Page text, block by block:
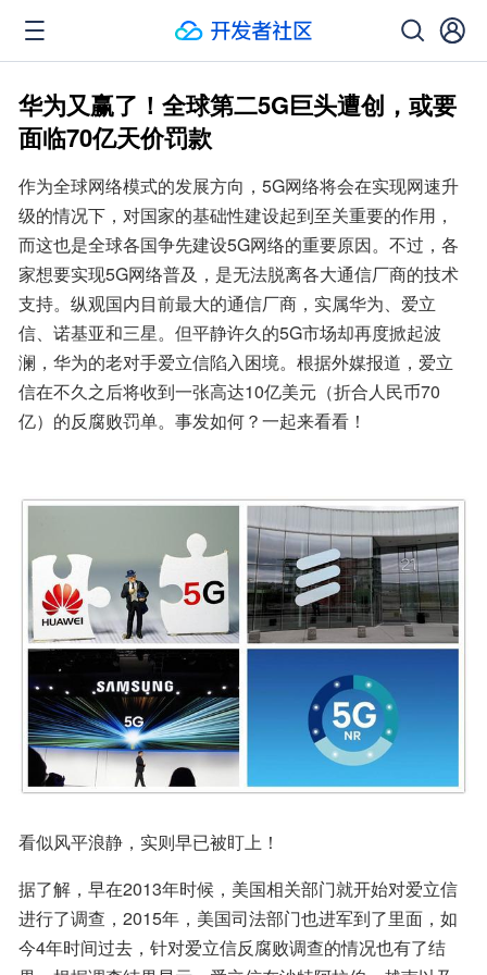
华为又赢了！全球第二5G巨头遭创，或要
面临70亿天价罚款
作为全球网络模式的发展方向，5G网络将会在实现网速升
级的情况下，对国家的基础性建设起到至关重要的作用，
而这也是全球各国争先建设5G网络的重要原因。不过，各
家想要实现5G网络普及，是无法脱离各大通信厂商的技术
支持。纵观国内目前最大的通信厂商，实属华为、爱立
信、诺基亚和三星。但平静许久的5G市场却再度掀起波
澜，华为的老对手爱立信陷入困境。根据外媒报道，爱立
信在不久之后将收到一张高达10亿美元（折合人民币70
亿）的反腐败罚单。事发如何？一起来看看！
看似风平浪静，实则早已被盯上！
据了解，早在2013年时候，美国相关部门就开始对爱立信
进行了调查，2015年，美国司法部门也进军到了里面，如
今4年时间过去，针对爱立信反腐败调查的情况也有了结